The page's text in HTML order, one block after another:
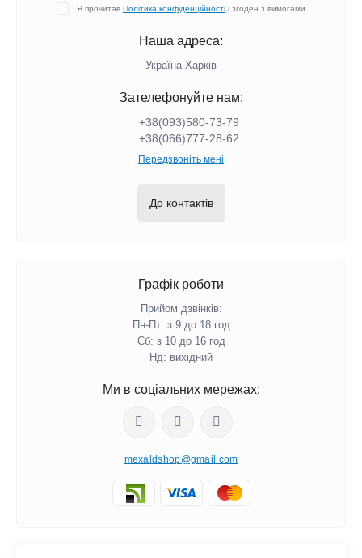
Я прочитав Політика конфіденційності і згоден з вимогами
Наша адреса:
Україна Харків
Зателефонуйте нам:
+38(093)580-73-79
+38(066)777-28-62
Передзвоніть мені
До контактів
Графік роботи
Прийом дзвінків:
Пн-Пт: з 9 до 18 год
Сб: з 10 до 16 год
Нд: вихідний
Ми в соціальних мережах:
mexaldshop@gmail.com